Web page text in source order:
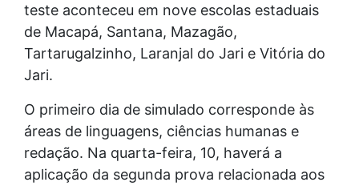
teste aconteceu em nove escolas estaduais
de Macapá, Santana, Mazagão,
Tartarugalzinho, Laranjal do Jari e Vitória do
Jari.
O primeiro dia de simulado corresponde às
áreas de linguagens, ciências humanas e
redação. Na quarta-feira, 10, haverá a
aplicação da segunda prova relacionada aos